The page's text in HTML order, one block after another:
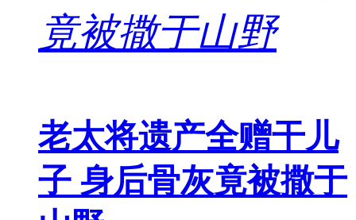
老太将遗产全赠干儿
子 身后骨灰竟被撒于